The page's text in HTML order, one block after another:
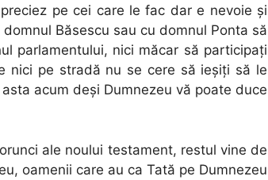
pe cei care le fac dar e nevoie şi
Băsescu sau cu domnul Ponta să
parlamentului, nici măcar să participaţi
nici pe stradă nu se cere să ieşiţi să le
acum deşi Dumnezeu vă poate duce
ale noului testament, restul vine de
oamenii care au ca Tată pe Dumnezeu